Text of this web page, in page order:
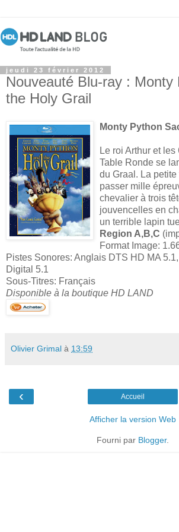
jeudi 23 février 2012
Nouveauté Blu-ray : Monty
the Holy Grail
Monty Python
Le roi Arthur et
Table Ronde se
du Graal. La
passer mille
chevalier à trois
jouvencelles en
un terrible lapin
Region A,B,C
Format Image:
Pistes Sonores: Anglais DTS HD MA
Digital 5.1
Sous-Titres: Français
Disponible à la boutique HD LAND
Olivier Grimal à 13:59
‹ Accueil
Afficher la version Web
Fourni par Blogger.